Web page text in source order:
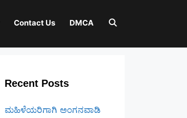
Contact Us DMCA
Recent Posts
ಮಹಿಳೆಯರಿಗಾಗಿ ಅಂಗನವಾಡಿ